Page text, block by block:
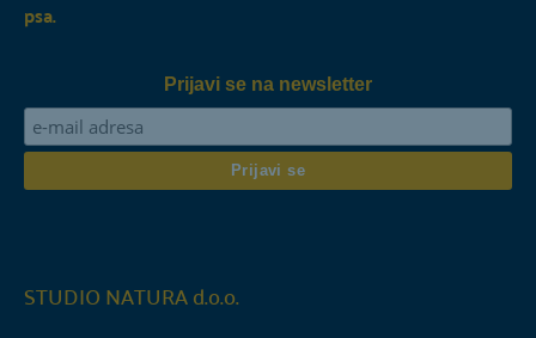
psa.
Prijavi se na newsletter
STUDIO NATURA d.o.o.